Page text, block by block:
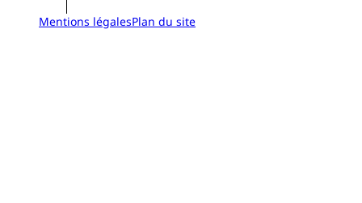
Mentions légalesPlan du site